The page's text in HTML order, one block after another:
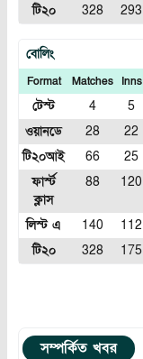
টি২০
328 293
বোলিং
Format Matches Inns
টেস্ট 4 5
ওয়ানডে
28 22
টি২০আই
66 25
ফার্স্ট
ক্লাস
88 120
লিস্ট এ 140 112
টি২০
328 175
সম্পর্কিত খবর